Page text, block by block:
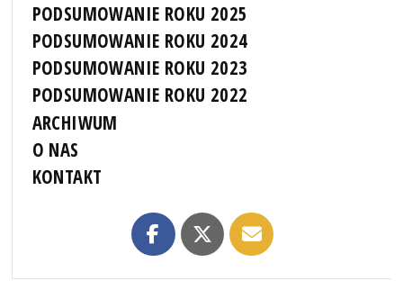
PODSUMOWANIE ROKU 2025
PODSUMOWANIE ROKU 2024
PODSUMOWANIE ROKU 2023
PODSUMOWANIE ROKU 2022
ARCHIWUM
O NAS
KONTAKT